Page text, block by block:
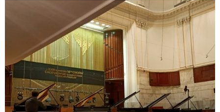
dźwiękowych